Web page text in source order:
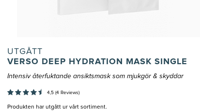
UTGÅTT
VERSO DEEP HYDRATION MASK SINGLE
Intensiv återfuktande ansiktsmask som mjukgör & skyddar
4,5 (4 Reviews)
Produkten har utgått ur vårt sortiment.